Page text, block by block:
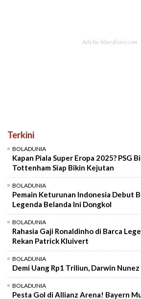
Terkini
BOLADUNIA
Kapan Piala Super Eropa 2025? PSG
Tottenham Siap Bikin Kejutan
BOLADUNIA
Pemain Keturunan Indonesia Debut
Legenda Belanda Ini Dongkol
BOLADUNIA
Rahasia Gaji Ronaldinho di Barca
Rekan Patrick Kluivert
BOLADUNIA
Demi Uang Rp1 Triliun, Darwin
BOLADUNIA
Pesta Gol di Allianz Arena! Bayern